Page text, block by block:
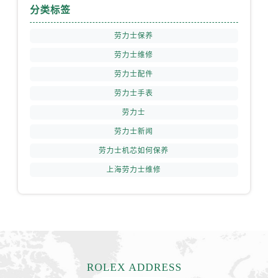
分类标签
劳力士保养
劳力士维修
劳力士配件
劳力士手表
劳力士
劳力士新闻
劳力士机芯如何保养
上海劳力士维修
ROLEX ADDRESS